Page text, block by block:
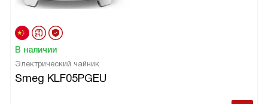
В наличии
Электрический чайник
Smeg KLF05PGEU